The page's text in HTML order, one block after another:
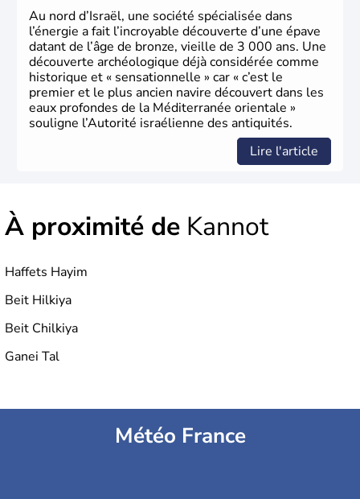
Au nord d’Israël, une société spécialisée dans
l’énergie a fait l’incroyable découverte d’une épave
datant de l’âge de bronze, vieille de 3 000 ans. Une
découverte archéologique déjà considérée comme
historique et « sensationnelle » car « c’est le
premier et le plus ancien navire découvert dans les
eaux profondes de la Méditerranée orientale »
souligne l’Autorité israélienne des antiquités.
Lire l'article
À proximité de Kannot
Haffets Hayim
Beit Hilkiya
Beit Chilkiya
Ganei Tal
Météo France